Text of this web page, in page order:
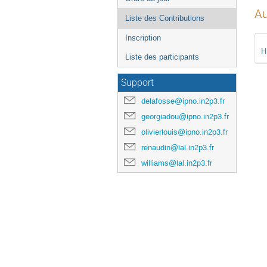
Liste des Contributions
Inscription
Liste des participants
Support
delafosse@ipno.in2p3.fr
georgiadou@ipno.in2p3.fr
olivierlouis@ipno.in2p3.fr
renaudin@lal.in2p3.fr
williams@lal.in2p3.fr